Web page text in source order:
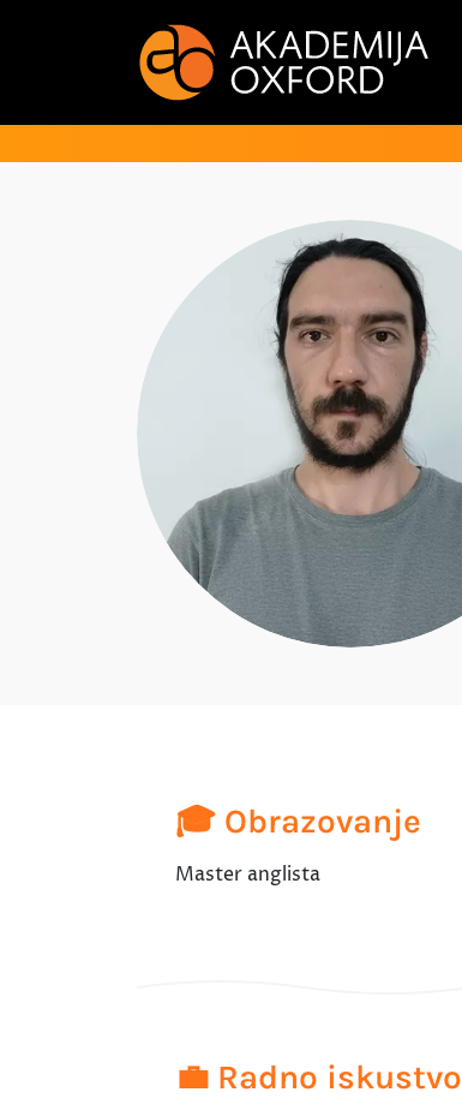
🎓 Obrazovanje
Master anglista
💼 Radno iskustvo